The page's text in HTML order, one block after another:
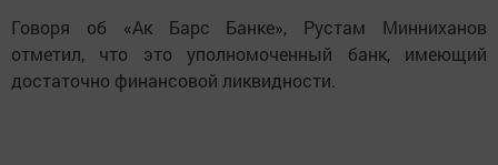
Говоря об «Ак Барс Банке», Рустам Минниханов
отметил, что это уполномоченный банк, имеющий
достаточно финансовой ликвидности.